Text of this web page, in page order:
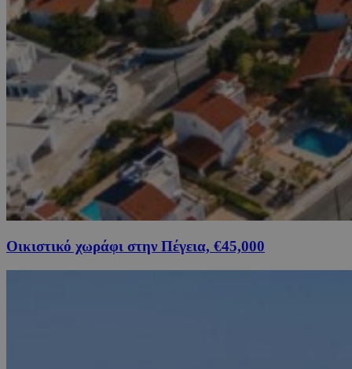
Οικιστικό χωράφι στην Πέγεια, €45,000